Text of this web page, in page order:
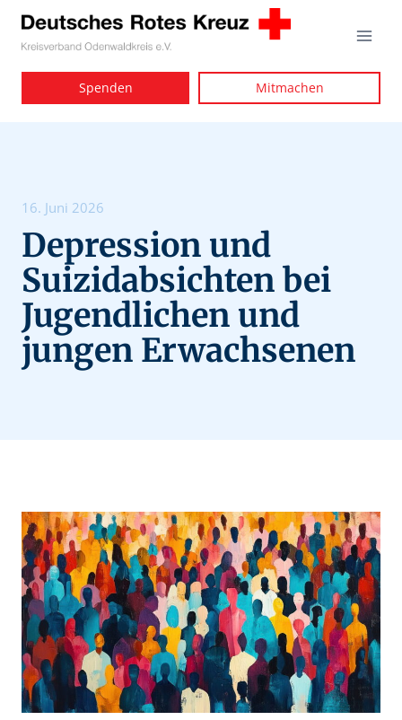
Zum
Inhalt
Spenden Mitmachen
16. Juni 2026
Depression und
Suizidabsichten bei
Jugendlichen und
jungen Erwachsenen